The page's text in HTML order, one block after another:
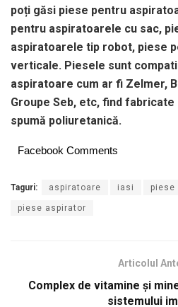
poți găsi piese pentru
pentru aspiratoarele cu sac,
aspiratoarele tip robot, piese
verticale. Piesele sunt
aspiratoare cum ar fi Zelmer,
Groupe Seb, etc, find
spumă poliuretanică.
Facebook Comments
Taguri: aspiratoare iasi piese
piese aspirator
Articolul
Complex de vitamine și
sistemului